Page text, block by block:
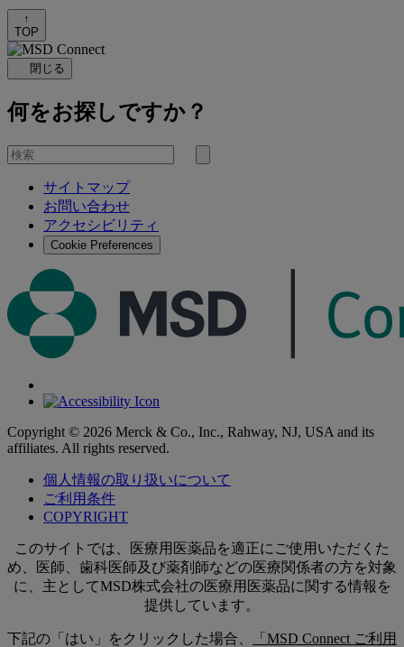
↑
TOP
閉じる
何をお探しですか？
を
検
サイトマップ
お問い合わせ
アクセシビリティ
Cookie Preferences
Copyright © 2026 Merck & Co., Inc., Rahway, NJ, USA and its
affiliates. All rights reserved.
個人情報の取り扱いについて
ご利用条件
COPYRIGHT
このサイトでは、医療用医薬品を適正にご使用いただくた
め、医師、歯科医師及び薬剤師などの医療関係者の方を対象
に、主としてMSD株式会社の医療用医薬品に関する情報を
提供しています。
下記の「はい」をクリックした場合、 「MSD Connect ご利用